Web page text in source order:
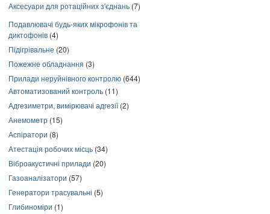
Аксесуари для ротаційних з'єднань (7)
Подавлювачі будь-яких мікрофонів та
диктофонів (4)
Підігрівальне (20)
Пожежне обладнання (3)
Прилади неруйнівного контролю (644)
Автоматизований контроль (11)
Адгезиметри, вимірювачі адгезії(2)
Анемометр (15)
Аспіратори (8)
Атестація робочих місць (34)
Віброакустичні прилади (20)
Газоаналізатори (57)
Генератори трасувальні (5)
Глибиноміри (1)